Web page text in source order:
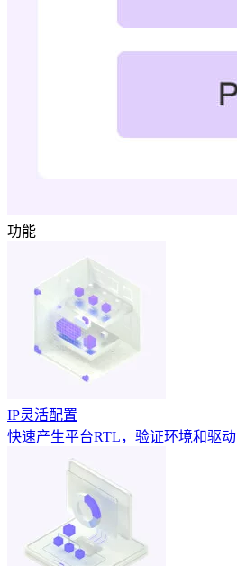
功能
IP灵活配置
快速产生平台RTL，验证环境和驱动